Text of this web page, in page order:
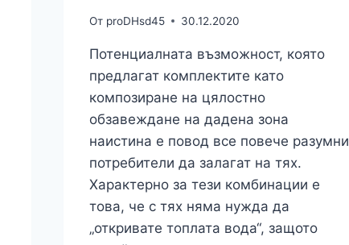
От proDHsd45 30.12.2020
Потенциалната възможност, която
предлагат комплектите като
композиране на цялостно
обзавеждане на дадена зона
наистина е повод все повече разумни
потребители да залагат на тях.
Характерно за тези комбинации е
това, че с тях няма нужда да
„откривате топлата вода“, защото